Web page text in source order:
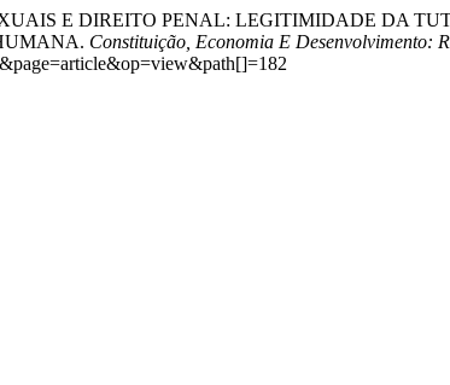
E DIREITO PENAL: LEGITIMIDADE DA
Constituição, Economia E Desenvolvimento: